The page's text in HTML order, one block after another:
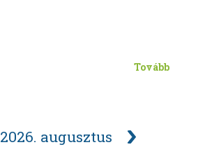
Tovább
2026. augusztus